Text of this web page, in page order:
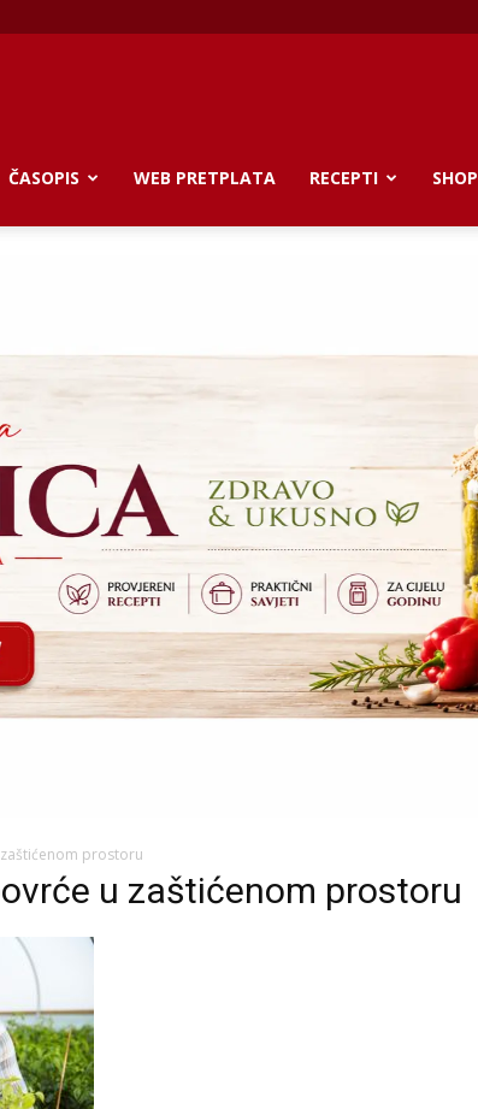
ČASOPIS WEB PRETPLATA RECEPTI SHOP
prostoru
u zaštićenom prostoru